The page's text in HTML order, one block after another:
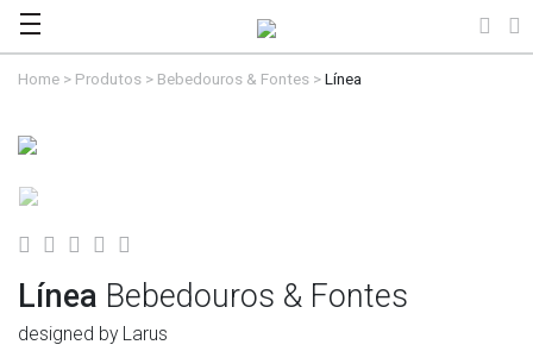
Home > Produtos > Bebedouros & Fontes >Línea
Línea Bebedouros & Fontes
designed by Larus